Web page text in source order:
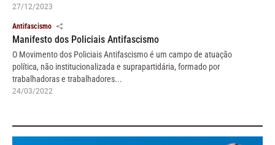
27/12/2023
Antifascismo
Manifesto dos Policiais Antifascismo
O Movimento dos Policiais Antifascismo é um campo de atuação
política, não institucionalizada e suprapartidária, formado por
trabalhadoras e trabalhadores...
24/03/2022